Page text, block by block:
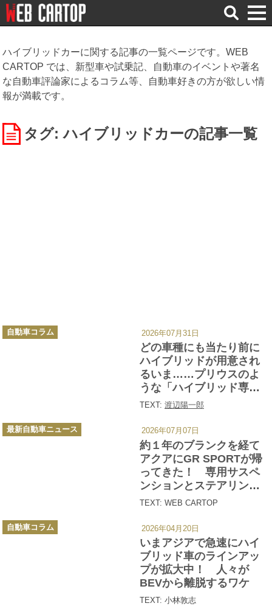
検
索
ハイブリッドカーに関する記事の一覧ページです。WEB
CARTOP では、新型車や試乗記、自動車のイベントや著名
な自動車評論家によるコラム等、自動車好きの方が欲しい情
報が満載です。
タグ: ハイブリッドカーの記事一覧
どの車種にも当たり前に
ハイブリッドが用意され
るいま……プリウスのよ
うな「ハイブリッド専用
車」の存在意義はどこに
TEXT: 渡辺陽一郎
カ
テ
自動車コラム 2026年07月31日
約１年のブランクを経て
アクアにGR SPORTが帰
ってきた！ 専用サスペ
ンションとステアリング
制御で走りの楽しさを磨
TEXT: WEB CARTOP
カ
テ
最新自動車ニュース 2026年07月07日
いまアジアで急速にハイ
ブリッド車のラインアッ
プが拡大中！ 人々が
BEVから離脱するワケ
TEXT: 小林敦志
カ
テ
自動車コラム 2026年04月20日